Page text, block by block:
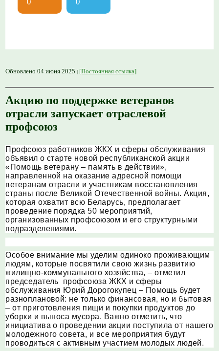
Обновлено 04 июня 2025 [Постоянная ссылка]
Акцию по поддержке ветеранов
отрасли запускает отраслевой
профсоюз
Профсоюз работников ЖКХ и сферы обслуживания
объявил о старте новой республиканской акции
«Помощь ветерану – память в действии»,
направленной на оказание адресной помощи
ветеранам отрасли и участникам восстановления
страны после Великой Отечественной войны. Акция,
которая охватит всю Беларусь, предполагает
проведение порядка 50 мероприятий,
организованных профсоюзом и его структурными
подразделениями.
Особое внимание мы уделим одиноко проживающим
людям, которые посвятили свою жизнь развитию
жилищно-коммунального хозяйства, – отметил
председатель профсоюза ЖКХ и сферы
обслуживания Юрий Дорогокупец – Помощь будет
разноплановой: не только финансовая, но и бытовая
– от приготовления пищи и покупки продуктов до
уборки и выноса мусора. Важно отметить, что
инициатива о проведении акции поступила от нашего
молодежного совета, и все мероприятия будут
проводиться с активным участием молодых людей.